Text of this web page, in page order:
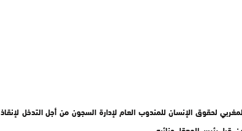
لحقوق الإنسان للمندوب العام لإدارة السجون من أجل التدخل لإنقاذ